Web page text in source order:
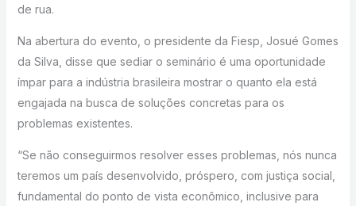
de rua.
Na abertura do evento, o presidente da Fiesp, Josué Gomes
da Silva, disse que sediar o seminário é uma oportunidade
ímpar para a indústria brasileira mostrar o quanto ela está
engajada na busca de soluções concretas para os
problemas existentes.
“Se não conseguirmos resolver esses problemas, nós nunca
teremos um país desenvolvido, próspero, com justiça social,
fundamental do ponto de vista econômico, inclusive para